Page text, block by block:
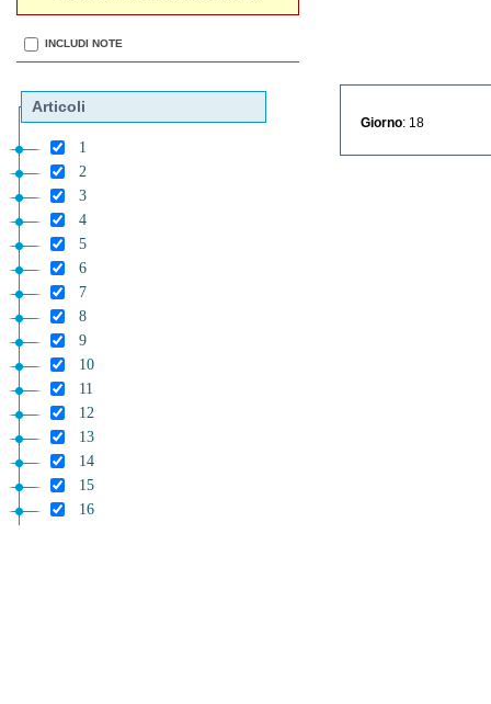
INCLUDI NOTE
Articoli
1
2
3
4
5
6
7
8
9
10
11
12
13
14
15
16
Giorno : 18